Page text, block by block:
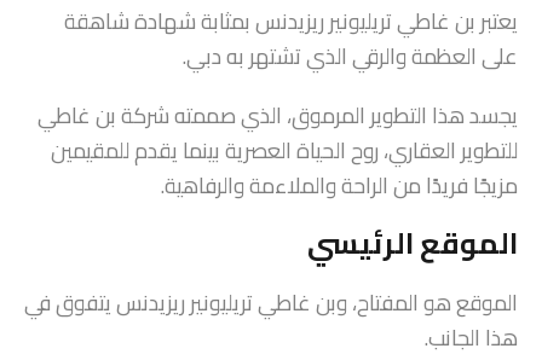
يعتبر بن غاطي تريليونير ريزيدنس بمثابة شهادة شاهقة
على العظمة والرقي الذي تشتهر به دبي.
يجسد هذا التطوير المرموق، الذي صممته شركة بن غاطي
للتطوير العقاري، روح الحياة العصرية بينما يقدم للمقيمين
مزيجًا فريدًا من الراحة والملاءمة والرفاهية.
الموقع الرئيسي
الموقع هو المفتاح، وبن غاطي تريليونير ريزيدنس يتفوق في
هذا الجانب.